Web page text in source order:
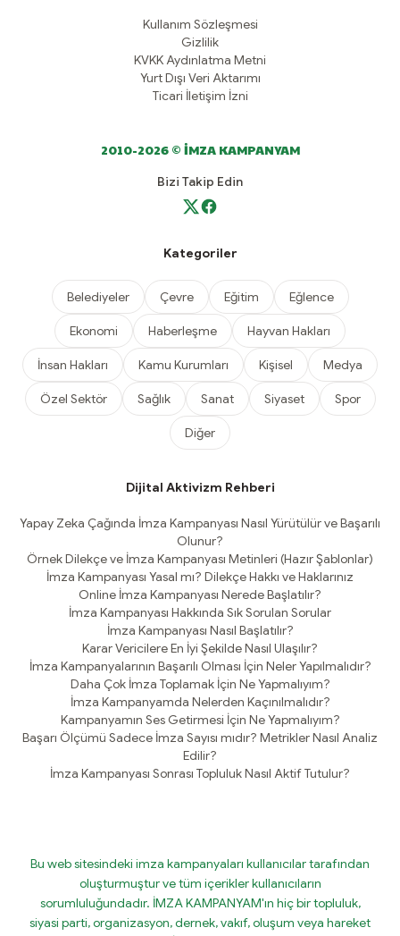
Kullanım Sözleşmesi
Gizlilik
KVKK Aydınlatma Metni
Yurt Dışı Veri Aktarımı
Ticari İletişim İzni
2010-2026 © İMZA KAMPANYAM
Bizi Takip Edin
Kategoriler
Belediyeler Çevre Eğitim Eğlence
Ekonomi Haberleşme Hayvan Hakları
İnsan Hakları Kamu Kurumları Kişisel Medya
Özel Sektör Sağlık Sanat Siyaset Spor
Diğer
Dijital Aktivizm Rehberi
Yapay Zeka Çağında İmza Kampanyası Nasıl Yürütülür ve Başarılı
Olunur?
Örnek Dilekçe ve İmza Kampanyası Metinleri (Hazır Şablonlar)
İmza Kampanyası Yasal mı? Dilekçe Hakkı ve Haklarınız
Online İmza Kampanyası Nerede Başlatılır?
İmza Kampanyası Hakkında Sık Sorulan Sorular
İmza Kampanyası Nasıl Başlatılır?
Karar Vericilere En İyi Şekilde Nasıl Ulaşılır?
İmza Kampanyalarının Başarılı Olması İçin Neler Yapılmalıdır?
Daha Çok İmza Toplamak İçin Ne Yapmalıyım?
İmza Kampanyamda Nelerden Kaçınılmalıdır?
Kampanyamın Ses Getirmesi İçin Ne Yapmalıyım?
Başarı Ölçümü Sadece İmza Sayısı mıdır? Metrikler Nasıl Analiz
Edilir?
İmza Kampanyası Sonrası Topluluk Nasıl Aktif Tutulur?
Bu web sitesindeki imza kampanyaları kullanıcılar tarafından
oluşturmuştur ve tüm içerikler kullanıcıların
sorumluluğundadır. İMZA KAMPANYAM'ın hiç bir topluluk,
siyasi parti, organizasyon, dernek, vakıf, oluşum veya hareket